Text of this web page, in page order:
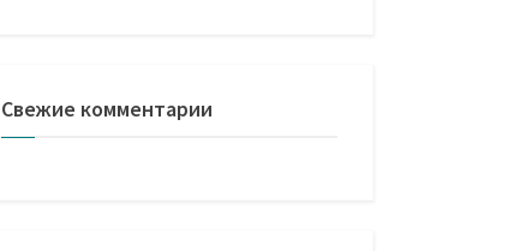
Свежие комментарии